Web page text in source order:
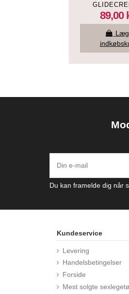
ML
89,00
Du kan framelde dig når
Kundeservice
Levering
Handelsbetingelser
Forside
Mest solgte